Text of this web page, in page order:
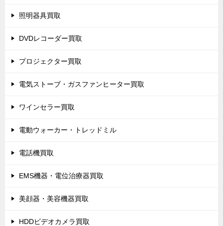
照明器具買取
DVDレコーダー買取
プロジェクター買取
電気ストーブ・ガスファンヒーター買取
ワインセラー買取
電動ウォーカー・トレッドミル
電話機買取
EMS機器・電位治療器買取
美顔器・美容機器買取
HDDビデオカメラ買取